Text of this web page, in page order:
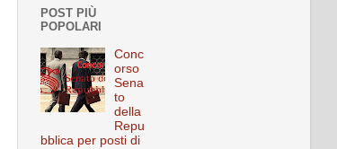
POST PIÙ
POPOLARI
Conc
orso
Sena
to
della
Repu
bblica per posti di